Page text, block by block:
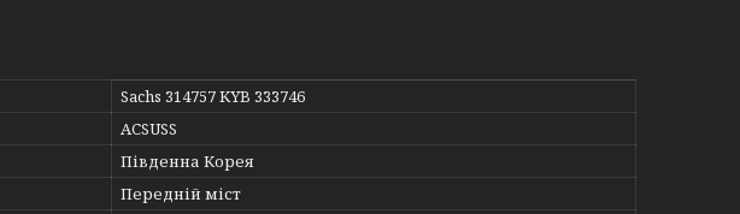
Sachs 314757 KYB 333746
ACSUSS
Південна Корея
Передній міст